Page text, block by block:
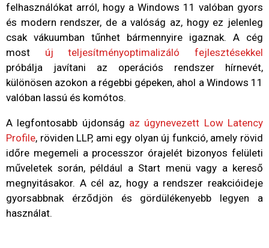
felhasználókat arról, hogy a Windows 11 valóban gyors
és modern rendszer, de a valóság az, hogy ez jelenleg
csak vákuumban tűnhet bármennyire igaznak. A cég
most új teljesítményoptimalizáló fejlesztésekkel
próbálja javítani az operációs rendszer hírnevét,
különösen azokon a régebbi gépeken, ahol a Windows 11
valóban lassú és komótos.
A legfontosabb újdonság az úgynevezett Low Latency
Profile, röviden LLP, ami egy olyan új funkció, amely rövid
időre megemeli a processzor órajelét bizonyos felületi
műveletek során, például a Start menü vagy a kereső
megnyitásakor. A cél az, hogy a rendszer reakcióideje
gyorsabbnak érződjön és gördülékenyebb legyen a
használat.